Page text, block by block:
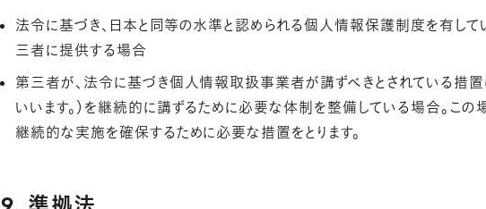
法令に基づき、日本と同等の水準と認められる個人情報保護制度を有して
三者に提供する場合
第三者が、法令に基づき個人情報取扱事業者が講ずべきとされている措置
いいます。）を継続的に講ずるために必要な体制を整備している場合。こ
継続的な実施を確保するために必要な措置をとります。